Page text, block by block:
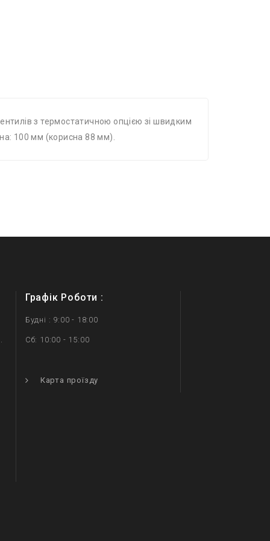
з термостатичною опцією зі швидким
100 мм (корисна 88 мм).
Графік Роботи :
Будні : 9:00 - 18:00
Сб: 10:00 - 15:00
Карта проїзду